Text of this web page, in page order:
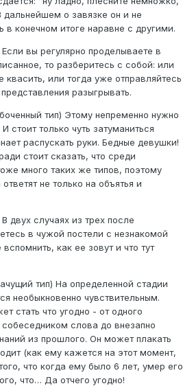
о завязке он и не
в конечном итоге наравне с другими.
Если вы регулярно проделываете в
то разберитесь с собой: или
квасить, или тогда уже отправляйтесь
разыгрывать.
тип) Этому непременно нужно
стоит только чуть затуманиться
распускать руки. Бедные девушки!
стоит сказать, что среди
много таких же типов, поэтому
не только на объятья и
двух случаях из трех после
в чужой постели с незнакомой
как ее зовут и что тут
тип) На определенной стадии
необыкновенно чувствительным.
стать что угодно - от одного
слова до внезапно
из прошлого. Он может плакать
(как ему кажется на этот момент,
что когда ему было 6 лет, умер его
что… Да отчего угодно!